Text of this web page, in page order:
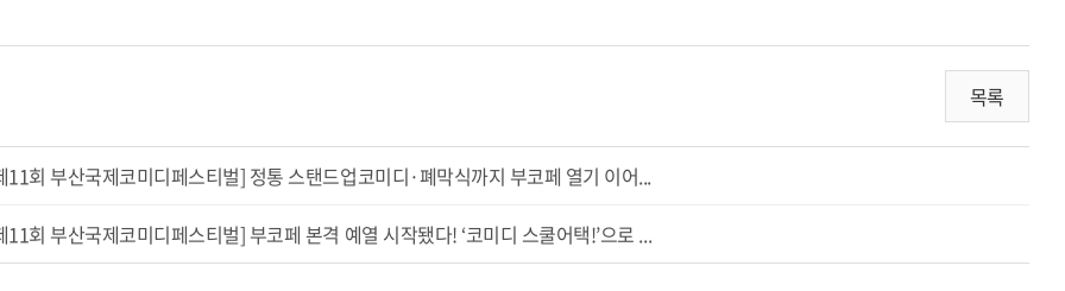
목록
11회 부산국제코미디페스티벌] 정통 스탠드업코미디·폐막식까지 부코페 열기 이어...
11회 부산국제코미디페스티벌] 부코페 본격 예열 시작됐다! ‘코미디 스쿨어택!’으로 ...